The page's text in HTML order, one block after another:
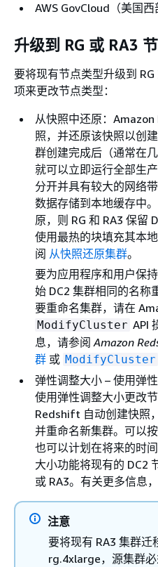
AWS GovCloud（美国
升级到 RG 或 RA3
要将现有节点类型升级到
项来更改节点类型：
从快照中还原：
照，并还原该快照以创
群创建完成后（通常在
就可以立即运行全部生
分开并具有较大的网络
数据存储到本地缓存中
原，则 RG 和 RA3 保留
使用最热的块填充其本
阅 从快照还原集群。
要为应用程序和用户保
始 DC2 集群相同的名称
要重命名集群，请在
ModifyCluster API
息，请参阅Amazon
群 或 ModifyCluster
弹性调整大小 – 使用弹
使用弹性调整大小更改
Redshift 自动创建快照
并重命名新集群。可以
也可以计划在将来的时
大小功能将现有的 DC2
或 RA3。有关更多信息
注意
要将现有 RA3 集群
rg.4xlarge，源集群